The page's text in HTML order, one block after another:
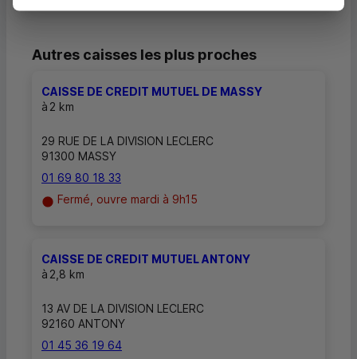
Autres caisses les plus proches
CAISSE DE CREDIT MUTUEL DE MASSY
à 2 km
29 RUE DE LA DIVISION LECLERC
91300 MASSY
01 69 80 18 33
Fermé, ouvre mardi à 9h15
CAISSE DE CREDIT MUTUEL ANTONY
à 2,8 km
13 AV DE LA DIVISION LECLERC
92160 ANTONY
01 45 36 19 64